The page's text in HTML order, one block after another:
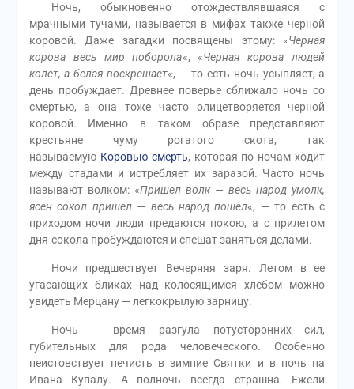
Ночь, обыкновенно отождествлявшаяся с
мрачными тучами, называется в мифах также черной
коровой. Даже загадки посвящены этому: «Черная
корова весь мир поборола«, «Черная корова людей
колет, а белая воскрешает«, — то есть ночь усыпляет, а
день пробуждает. Древнее поверье сближало ночь со
смертью, а она тоже часто олицетворяется черной
коровой. Именно в таком образе представляют
крестьяне чуму рогатого скота, так
называемую Коровью смерть, которая по ночам ходит
между стадами и истребляет их заразой. Часто ночь
называют волком: «Пришел волк — весь народ умолк,
ясен сокол пришел — весь народ пошел«, — то есть с
приходом ночи люди предаются покою, а с прилетом
дня-сокола пробуждаются и спешат заняться делами.
Ночи предшествует Вечерняя заря. Летом в ее
угасающих бликах над колосящимся хлебом можно
увидеть Мерцану — легкокрылую зарницу.
Ночь — время разгула потусторонних сил,
губительных для рода человеческого. Особенно
неистовствует нечисть в зимние Святки и в ночь на
Ивана Купалу. А полночь всегда страшна. Ежели